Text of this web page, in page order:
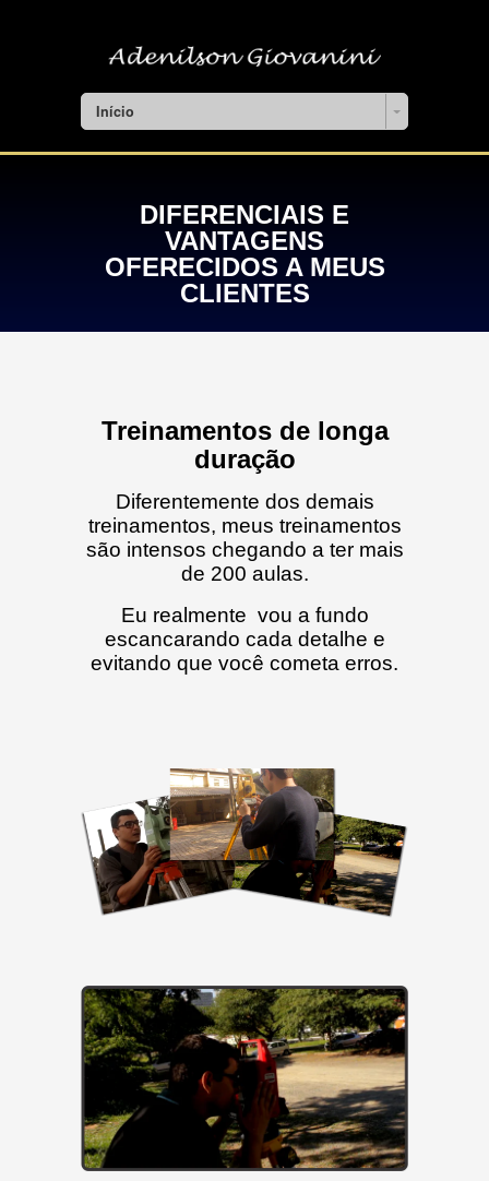
Início
DIFERENCIAIS E
VANTAGENS
OFERECIDOS A MEUS
CLIENTES
Treinamentos de longa
duração
Diferentemente dos demais
treinamentos, meus treinamentos
são intensos chegando a ter mais
de 200 aulas.
Eu realmente vou a fundo
escancarando cada detalhe e
evitando que você cometa erros.